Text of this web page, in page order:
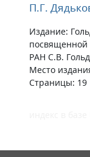
П.Г.
Издание:
посвященной
РАН С.В.
Место
Страницы: 19